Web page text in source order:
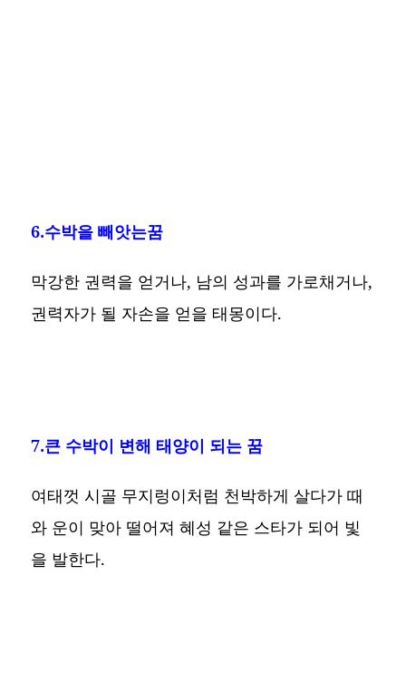
6.수박을 빼앗는꿈
막강한 권력을 얻거나, 남의 성과를 가로채거나,
권력자가 될 자손을 얻을 태몽이다.
7.큰 수박이 변해 태양이 되는 꿈
여태껏 시골 무지렁이처럼 천박하게 살다가 때
와 운이 맞아 떨어져 혜성 같은 스타가 되어 빛
을 발한다.